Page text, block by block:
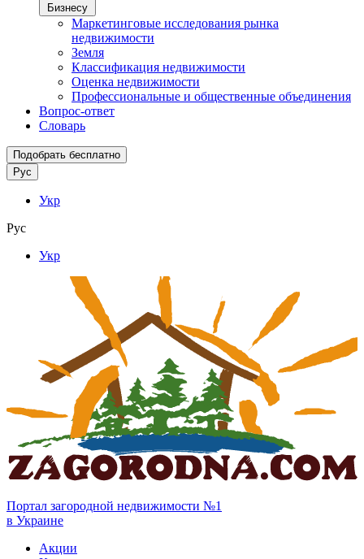
Бизнесу
Маркетинговые исследования рынка
недвижимости
Земля
Классификация недвижимости
Оценка недвижимости
Профессиональные и общественные объединения
Вопрос-ответ
Словарь
Подобрать бесплатно
Рус
Укр
Рус
Укр
Портал загородной недвижимости №1
в Украине
Акции